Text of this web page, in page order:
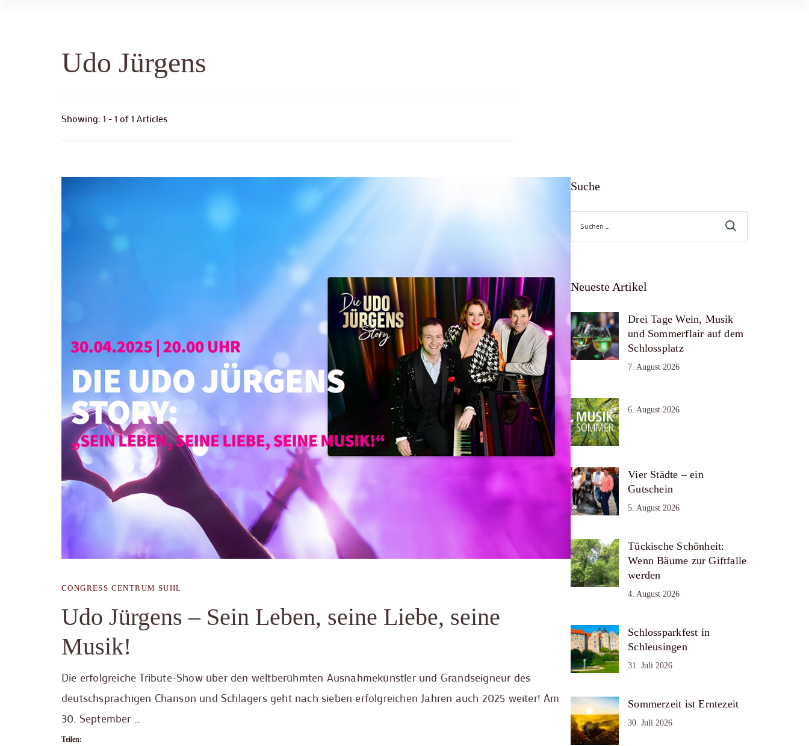
Udo Jürgens
Showing: 1 - 1 of 1 Articles
CONGRESS CENTRUM SUHL
Udo Jürgens – Sein Leben, seine Liebe, seine
Musik!
Die erfolgreiche Tribute-Show über den weltberühmten Ausnahmekünstler und Grandseigneur des
deutschsprachigen Chanson und Schlagers geht nach sieben erfolgreichen Jahren auch 2025 weiter! Am
30. September …
Teilen:
Suche
Suche
nach:
Neueste Artikel
Drei Tage Wein, Musik
und Sommerflair auf dem
Schlossplatz
7. August 2026
6. August 2026
Vier Städte – ein
Gutschein
5. August 2026
Tückische Schönheit:
Wenn Bäume zur Giftfalle
werden
4. August 2026
Schlossparkfest in
Schleusingen
31. Juli 2026
Sommerzeit ist Erntezeit
30. Juli 2026